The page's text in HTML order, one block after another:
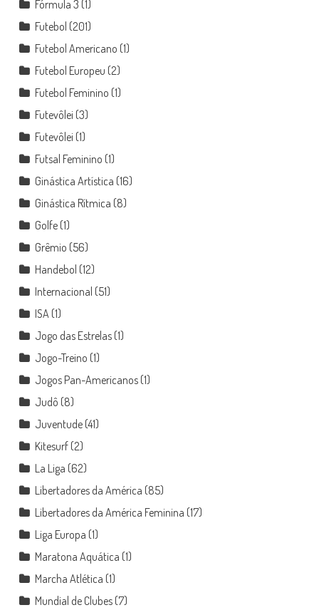
Fórmula 3 (1)
Futebol (201)
Futebol Americano (1)
Futebol Europeu (2)
Futebol Feminino (1)
Futevôlei (3)
Futevôlei (1)
Futsal Feminino (1)
Ginástica Artística (16)
Ginástica Rítmica (8)
Golfe(1)
Grêmio (56)
Handebol (12)
Internacional (51)
ISA(1)
Jogo das Estrelas(1)
Jogo-Treino (1)
Jogos Pan-Americanos(1)
Judô (8)
Juventude(41)
Kitesurf(2)
La Liga (62)
Libertadores da América (85)
Libertadores da América Feminina (17)
Liga Europa (1)
Maratona Aquática (1)
Marcha Atlética (1)
Mundial de Clubes(7)